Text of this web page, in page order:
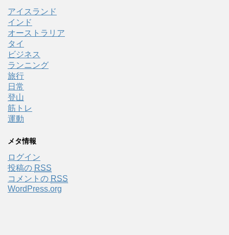
アイスランド
インド
オーストラリア
タイ
ビジネス
ランニング
旅行
日常
登山
筋トレ
運動
メタ情報
ログイン
投稿の RSS
コメントの RSS
WordPress.org